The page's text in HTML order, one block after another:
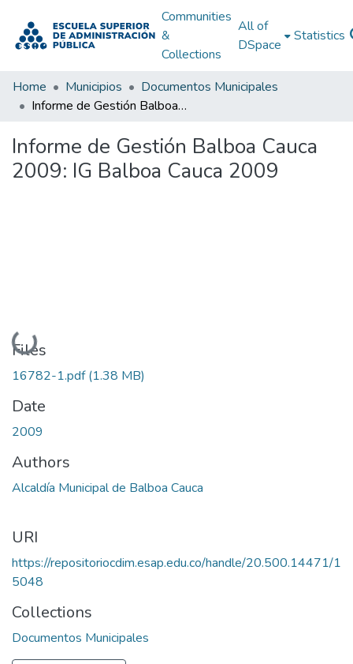
Communities
&
Collections
All of
DSpace
Statistics
Home Municipios
Documentos Municipales
Informe de Gestión Balboa Cauca 2009: IG Balboa Cauca 2009
Informe de Gestión Balboa Cauca
2009: IG Balboa Cauca 2009
Loading...
Files
16782-1.pdf(1.38 MB)
Date
2009
Authors
Alcaldía Municipal de Balboa Cauca
URI
https://repositoriocdim.esap.edu.co/handle/20.500.14471/1
5048
Collections
Documentos Municipales